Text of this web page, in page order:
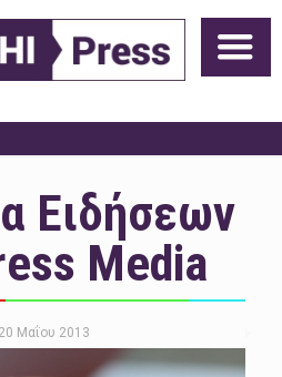
Ειδήσεων
Media
20 Μαΐου 2013